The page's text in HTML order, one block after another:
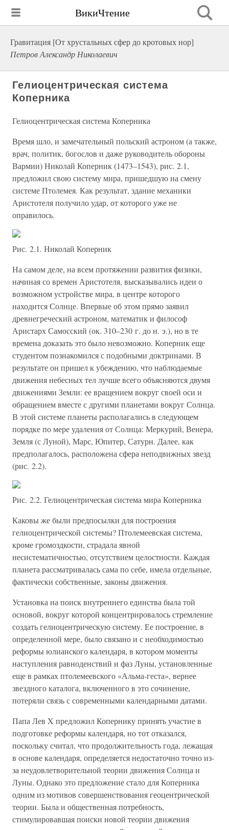
ВикиЧтение
Гравитация [От хрустальных сфер до кротовых нор]
Петров Александр Николаевич
Гелиоцентрическая система
Коперника
Гелиоцентрическая система Коперника
Время шло, и замечательный польский астроном (а также,
врач, политик, богослов и даже руководитель обороны
Вармии) Николай Коперник (1473–1543), рис. 2.1,
предложил свою систему мира, пришедшую на смену
системе Птолемея. Как результат, здание механики
Аристотеля получило удар, от которого уже не
оправилось.
Рис. 2.1. Николай Коперник
На самом деле, на всем протяжении развития физики,
начиная со времен Аристотеля, высказывались идеи о
возможном устройстве мира, в центре которого
находится Солнце. Впервые об этом прямо заявил
древнегреческий астроном, математик и философ
Аристарх Самосский (ок. 310–230 г. до н. э.), но в те
времена доказать это было невозможно. Коперник еще
студентом познакомился с подобными доктринами. В
результате он пришел к убеждению, что наблюдаемые
движения небесных тел лучше всего объясняются двумя
движениями Земли: ее вращением вокруг своей оси и
обращением вместе с другими планетами вокруг Солнца.
В этой системе планеты располагались в следующем
порядке по мере удаления от Солнца: Меркурий, Венера,
Земля (с Луной), Марс, Юпитер, Сатурн. Далее, как
предполагалось, расположена сфера неподвижных звезд
(рис. 2.2).
Рис. 2.2. Гелиоцентрическая система мира Коперника
Каковы же были предпосылки для построения
гелиоцентрической системы? Птолемеевская система,
кроме громоздкости, страдала явной
несистематичностью, отсутствием целостности. Каждая
планета рассматривалась сама по себе, имела отдельные,
фактически собственные, законы движения.
Установка на поиск внутреннего единства была той
основой, вокруг которой концентрировалось стремление
создать гелиоцентрическую систему. Ее построение, в
определенной мере, было связано и с необходимостью
реформы юлианского календаря, в котором моменты
наступления равноденствий и фаз Луны, установленные
еще в рамках птолемеевского «Альма-геста», вернее
звездного каталога, включенного в это сочинение,
потеряли связь с современными календарными датами.
Папа Лев X предложил Копернику принять участие в
подготовке реформы календаря, но тот отказался,
поскольку считал, что продолжительность года, лежащая
в основе календаря, определяется недостаточно точно из-
за неудовлетворительной теории движения Солнца и
Луны. Однако это предложение стало для Коперника
одним из мотивов совершенствования геоцентрической
теории. Была и общественная потребность,
стимулировавшая поиски новой теории движения